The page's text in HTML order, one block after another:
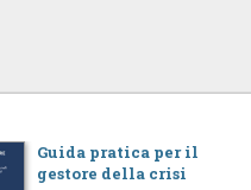
Guida pratica per il
gestore della crisi